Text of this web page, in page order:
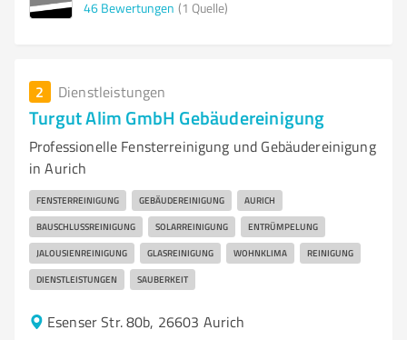
46 Bewertungen (1 Quelle)
2 Dienstleistungen
Turgut Alim GmbH Gebäudereinigung
Professionelle Fensterreinigung und Gebäudereinigung
in Aurich
FENSTERREINIGUNG GEBÄUDEREINIGUNG AURICH
BAUSCHLUSSREINIGUNG SOLARREINIGUNG ENTRÜMPELUNG
JALOUSIENREINIGUNG GLASREINIGUNG WOHNKLIMA REINIGUNG
DIENSTLEISTUNGEN SAUBERKEIT
Esenser Str. 80b, 26603 Aurich